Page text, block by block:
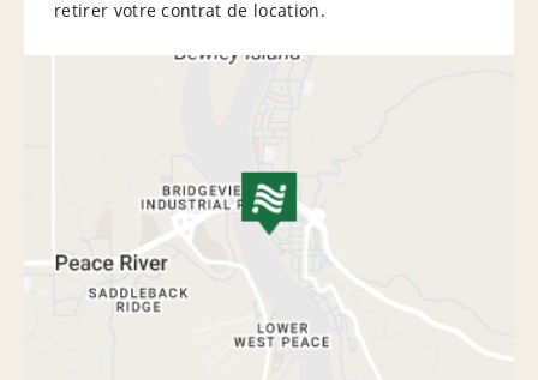
retirer votre contrat de location.